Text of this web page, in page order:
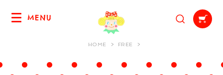
MENU
HOME FREE